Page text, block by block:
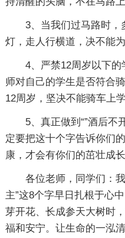
3、当我们过马路时，
灯，走人行横道，决不能
4、严禁12周岁以下
师对自己的学生是否符合
12周岁，坚决不能骑车上学
5、真正做到“”酒后不
定要把这十个字告诉你们
康，才会有你们的茁壮成长
各位老师，同学们：
主”这8个字早日扎根于心
芽开花、长成参天大树时
福和安宁。让生命的一泓